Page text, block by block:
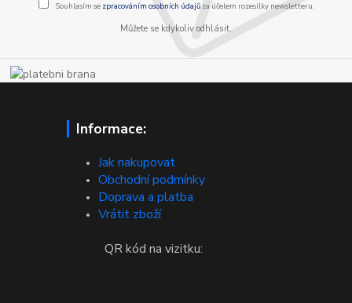
Souhlasím se zpracováním osobních údajůza účelem rozesílky newsletteru.
Můžete se kdykoliv odhlásit.
Informace:
Jak nakupovat
Obchodní podmínky
Doprava a platba
Vrátit zboží
QR kód na vizitku: